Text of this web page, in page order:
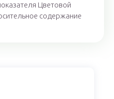
Цветовой
содержание